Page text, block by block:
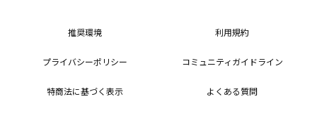
推奨環境 利用規約
プライバシーポリシー コミュニティガイドライン
特商法に基づく表示 よくある質問